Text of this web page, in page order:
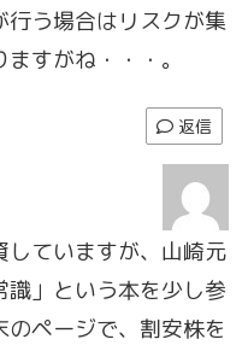
う場合はリスクが集
すがね・・・。
返信
ていますが、山崎元
」という本を少し参
ページで、割安株を